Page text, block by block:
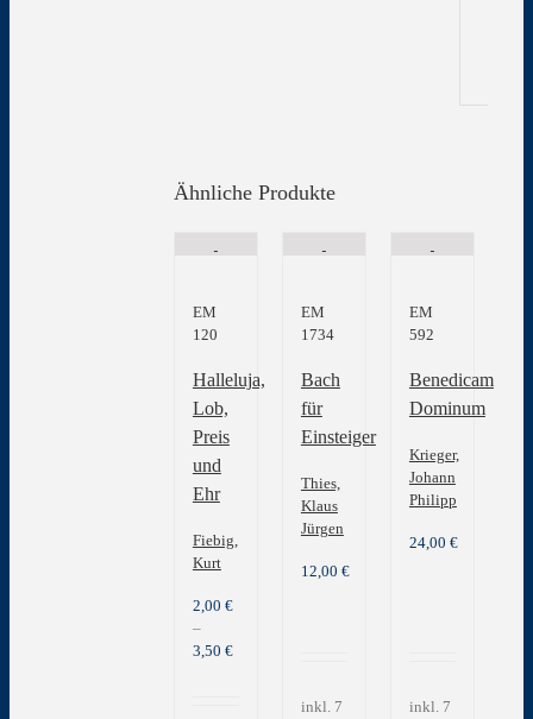
Ähnliche Produkte
EM
120
Halleluja,
Lob,
Preis
und
Ehr
Fiebig,
Kurt
2,00 €
–
3,50 €
EM
1734
Bach
für
Einsteiger
Thies,
Klaus
Jürgen
12,00 €
inkl. 7
EM
592
Benedicam
Dominum
Krieger,
Johann
Philipp
24,00 €
inkl. 7